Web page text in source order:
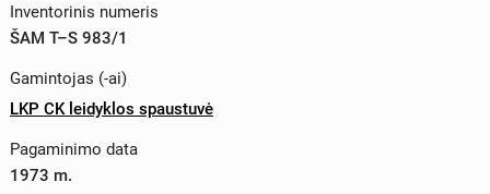
Inventorinis numeris
ŠAM T–S 983/1
Gamintojas (-ai)
LKP CK leidyklos spaustuvė
Pagaminimo data
1973 m.